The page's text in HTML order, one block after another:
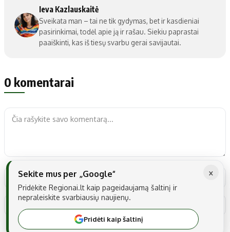
Ieva Kazlauskaitė
Sveikata man – tai ne tik gydymas, bet ir kasdieniai
pasirinkimai, todėl apie ją ir rašau. Siekiu paprastai
paaiškinti, kas iš tiesų svarbu gerai savijautai.
0 komentarai
Noriu savo interneto naršyklėje išsaugoti vardą, el. pašto adresą ir
×
Sekite mus per „Google“
Pridėkite Regionai.lt kaip pageidaujamą šaltinį ir
nepraleiskite svarbiausių naujienų.
Pridėti kaip šaltinį